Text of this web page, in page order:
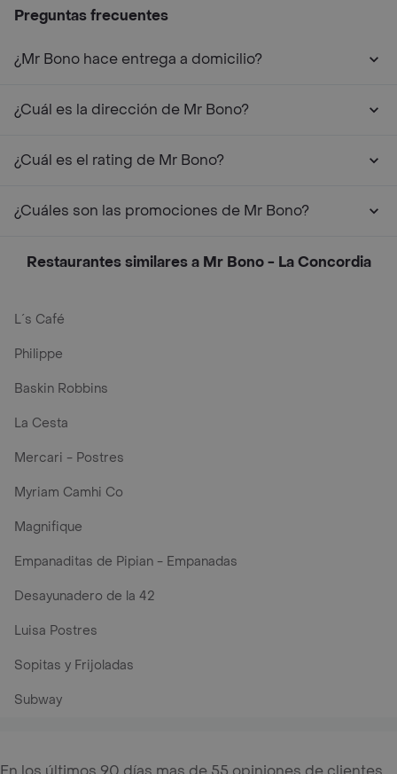
Preguntas frecuentes
¿Mr Bono hace entrega a domicilio?
¿Cuál es la dirección de Mr Bono?
¿Cuál es el rating de Mr Bono?
¿Cuáles son las promociones de Mr Bono?
Restaurantes similares a Mr Bono - La Concordia
L´s Café
Philippe
Baskin Robbins
La Cesta
Mercari - Postres
Myriam Camhi Co
Magnifique
Empanaditas de Pipian - Empanadas
Desayunadero de la 42
Luisa Postres
Sopitas y Frijoladas
Subway